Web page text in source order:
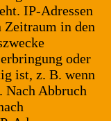
IP-Adressen
Zeitraum in den
oder
ist, z. B. wenn
Nach Abbruch